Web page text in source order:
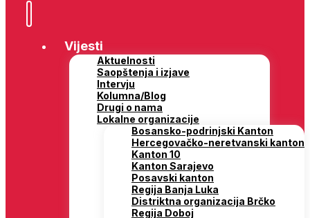
Vijesti
Aktuelnosti
Saopštenja i izjave
Intervju
Kolumna/Blog
Drugi o nama
Lokalne organizacije
Bosansko-podrinjski Kanton
Hercegovačko-neretvanski kanton
Kanton 10
Kanton Sarajevo
Posavski kanton
Regija Banja Luka
Distriktna organizacija Brčko
Regija Doboj